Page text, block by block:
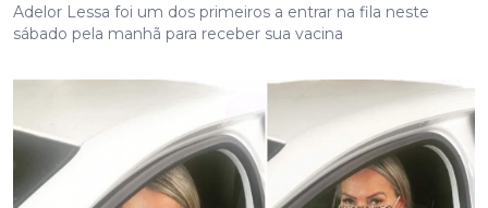
Adelor Lessa foi um dos primeiros a entrar na fila neste
sábado pela manhã para receber sua vacina